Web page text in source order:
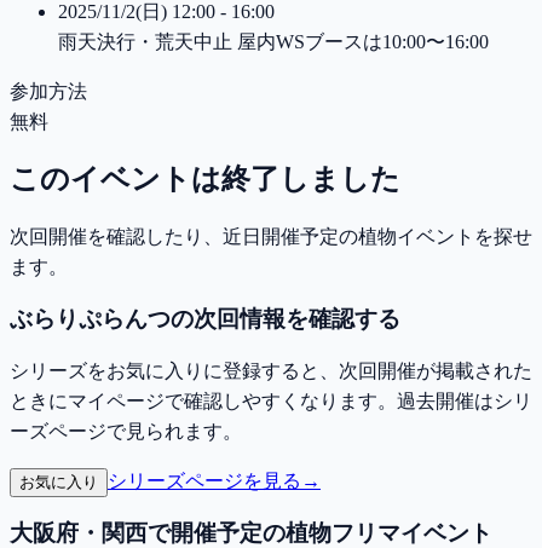
2025/11/2(日) 12:00 - 16:00
雨天決行・荒天中止 屋内WSブースは10:00〜16:00
参加方法
無料
このイベントは終了しました
次回開催を確認したり、近日開催予定の植物イベントを探せ
ます。
ぶらりぷらんつの次回情報を確認する
シリーズをお気に入りに登録すると、次回開催が掲載された
ときにマイページで確認しやすくなります。過去開催はシリ
ーズページで見られます。
お気に入り シリーズページを見る →
大阪府・関西で開催予定の植物フリマイベント